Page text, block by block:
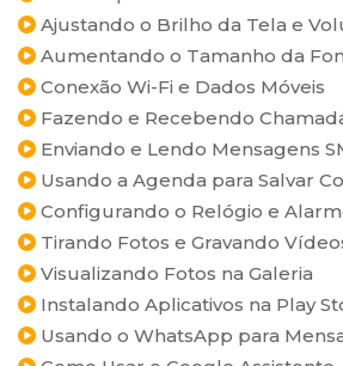
Ajustando o Brilho da Tela e
Aumentando o Tamanho da
Conexão Wi-Fi e Dados Móveis
Fazendo e Recebendo
Enviando e Lendo Mensagens
Usando a Agenda para Salvar
Configurando o Relógio e
Tirando Fotos e Gravando
Visualizando Fotos na Galeria
Instalando Aplicativos na Play
Usando o WhatsApp para